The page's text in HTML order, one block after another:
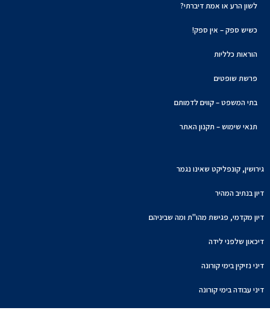
לשון הרע או אמת דיברתי?
כשיש ספק – אין ספק!
הוראות כלליות
פרשת שופטים
בתי המשפט – קווים לדמותם
תנאי שימוש – תקנון האתר
גירושין, קונפליקט שאינו נגמר
דיון בנתיב המהיר
דיון מקדמי, פגישת מהו"ת ומה שביניהם
דיכאון שלפני לידה
דיני נזיקין בימי קורונה
דיני עבודה בימי קורונה